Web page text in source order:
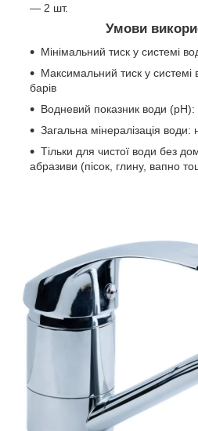
— 2 шт.
Умови
Мінімальний тиск у системі
Максимальний тиск у системі
барів
Водневий показник води
Загальна мінералізація
Тільки для чистої води без
абразиви (пісок, глину, вапно